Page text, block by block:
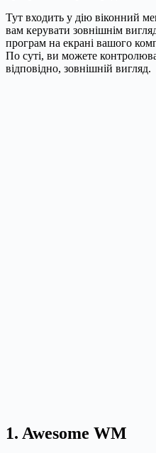
Тут входить у дію віконний
вам керувати зовнішнім
програм на екрані вашого
По суті, ви можете
відповідно, зовнішній вигляд.
1. Awesome WM